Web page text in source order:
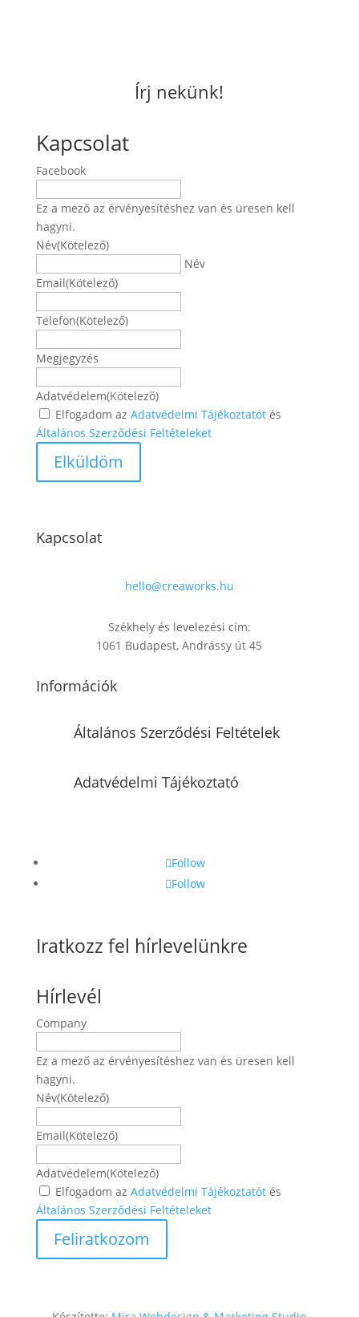
Írj nekünk!
Kapcsolat
Facebook
Ez a mező az érvényesítéshez van és üresen kell
hagyni.
Név(Kötelező)
Név
Email(Kötelező)
Telefon(Kötelező)
Megjegyzés
Adatvédelem(Kötelező)
Elfogadom az Adatvédelmi Tájékoztatótés
Általános Szerződési Feltételeket
Kapcsolat
hello@creaworks.hu
Székhely és levelezési cím:
1061 Budapest, Andrássy út 45
Információk
Általános Szerződési Feltételek
Adatvédelmi Tájékoztató
Follow
Follow
Iratkozz fel hírlevelünkre
Hírlevél
Company
Ez a mező az érvényesítéshez van és üresen kell
hagyni.
Név(Kötelező)
Email(Kötelező)
Adatvédelem(Kötelező)
Elfogadom az Adatvédelmi Tájékoztatótés
Általános Szerződési Feltételeket